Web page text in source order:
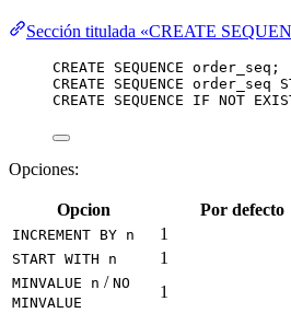
Sección titulada «CREATE
CREATE SEQUENCE order_seq ;
CREATE
SEQUENCE order_seq
CREATE
SEQUENCE IF NOT
Opciones:
Opcion Por defecto
INCREMENT BY n 1
START WITH n 1
MINVALUE n / NO
MINVALUE
1